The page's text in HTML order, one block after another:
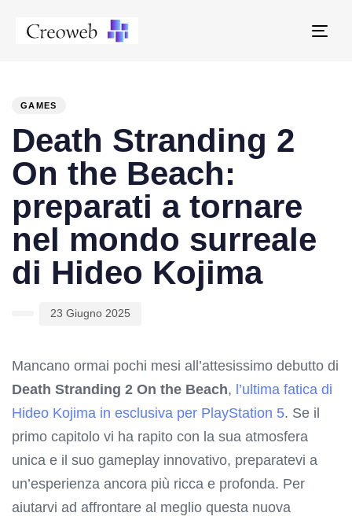
GAMES
Death Stranding 2
On the Beach:
preparati a tornare
nel mondo surreale
di Hideo Kojima
23 Giugno 2025
Mancano ormai pochi mesi all’attesissimo debutto di
Death Stranding 2 On the Beach, l’ultima fatica di
Hideo Kojima in esclusiva per PlayStation 5. Se il
primo capitolo vi ha rapito con la sua atmosfera
unica e il suo gameplay innovativo, preparatevi a
un’esperienza ancora più ricca e profonda. Per
aiutarvi ad affrontare al meglio questa nuova